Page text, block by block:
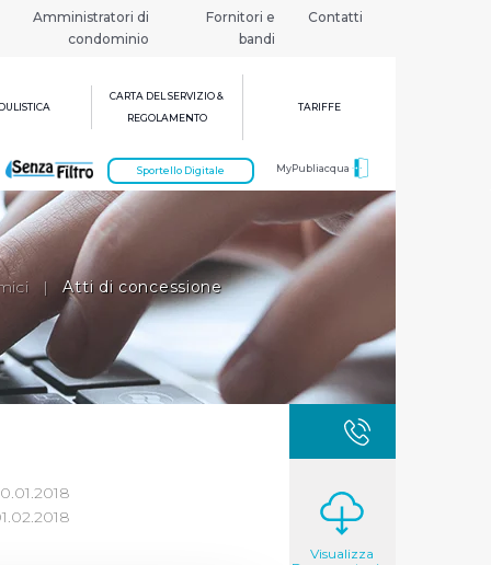
Amministratori di
condominio
Fornitori e
bandi
Contatti
CARTA DEL SERVIZIO &
REGOLAMENTO
TARIFFE
MyPubliacqua
Sportello Digitale
| Atti di concessione
Visualizza